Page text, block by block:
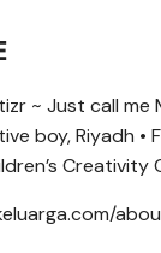
~ Just call me
boy, Riyadh •
Creativity